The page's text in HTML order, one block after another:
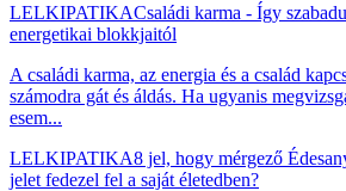
LELKIPATIKACsaládi karma - Így
energetikai blokkjaitól
A családi karma, az energia és a család
számodra gát és áldás. Ha ugyanis
esem...
LELKIPATIKA8 jel, hogy mérgező
jelet fedezel fel a saját életedben?